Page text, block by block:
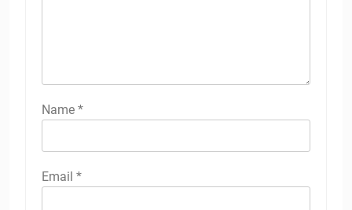
Name *
Email *